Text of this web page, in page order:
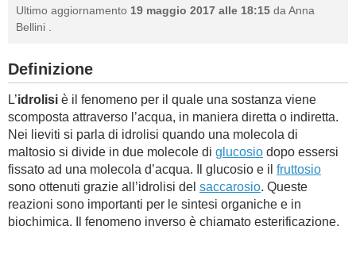
BIOGRAFIE
CAPELLI
SESSO
BAMBINO
Ultimo aggiornamento 19 maggio 2017 alle 18:15 da Anna
Bellini
Definizione
L’idrolisi è il fenomeno per il quale una sostanza viene
scomposta attraverso l’acqua, in maniera diretta o indiretta.
Nei lieviti si parla di idrolisi quando una molecola di
maltosio si divide in due molecole di glucosio dopo essersi
fissato ad una molecola d’acqua. Il glucosio e il fruttosio
sono ottenuti grazie all’idrolisi del saccarosio. Queste
reazioni sono importanti per le sintesi organiche e in
biochimica. Il fenomeno inverso è chiamato esterificazione.